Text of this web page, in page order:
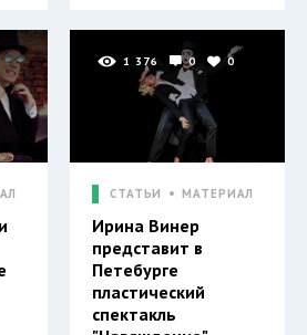
1 376 0 0
СТАТЬИ МАТЕРИАЛ
Ирина Винер
представит в
Петебурге
пластический
спектакль